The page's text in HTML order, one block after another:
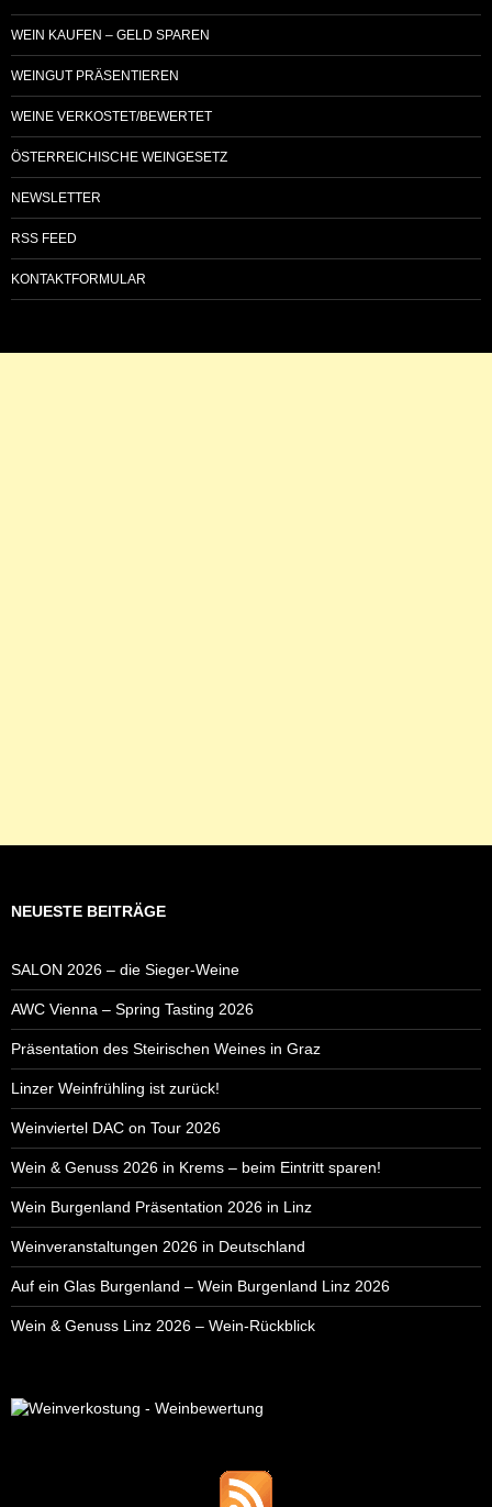
WEIN KAUFEN – GELD SPAREN
WEINGUT PRÄSENTIEREN
WEINE VERKOSTET/BEWERTET
ÖSTERREICHISCHE WEINGESETZ
NEWSLETTER
RSS FEED
KONTAKTFORMULAR
NEUESTE BEITRÄGE
SALON 2026 – die Sieger-Weine
AWC Vienna – Spring Tasting 2026
Präsentation des Steirischen Weines in Graz
Linzer Weinfrühling ist zurück!
Weinviertel DAC on Tour 2026
Wein & Genuss 2026 in Krems – beim Eintritt sparen!
Wein Burgenland Präsentation 2026 in Linz
Weinveranstaltungen 2026 in Deutschland
Auf ein Glas Burgenland – Wein Burgenland Linz 2026
Wein & Genuss Linz 2026 – Wein-Rückblick